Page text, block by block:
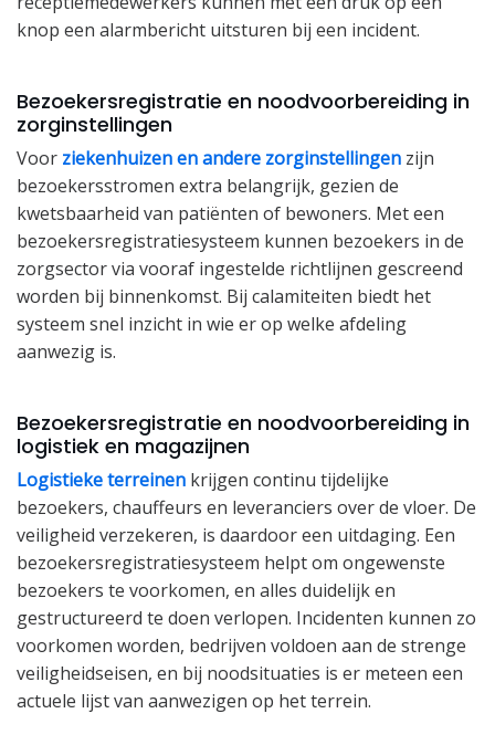
knop een alarmbericht uitsturen bij een incident.
Bezoekersregistratie en noodvoorbereiding in
zorginstellingen
Voor ziekenhuizen en andere zorginstellingen zijn
bezoekersstromen extra belangrijk, gezien de
kwetsbaarheid van patiënten of bewoners. Met een
bezoekersregistratiesysteem kunnen bezoekers in de
zorgsector via vooraf ingestelde richtlijnen gescreend
worden bij binnenkomst. Bij calamiteiten biedt het
systeem snel inzicht in wie er op welke afdeling
aanwezig is.
Bezoekersregistratie en noodvoorbereiding in
logistiek en magazijnen
Logistieke terreinen krijgen continu tijdelijke
bezoekers, chauffeurs en leveranciers over de vloer. De
veiligheid verzekeren, is daardoor een uitdaging. Een
bezoekersregistratiesysteem helpt om ongewenste
bezoekers te voorkomen, en alles duidelijk en
gestructureerd te doen verlopen. Incidenten kunnen zo
voorkomen worden, bedrijven voldoen aan de strenge
veiligheidseisen, en bij noodsituaties is er meteen een
actuele lijst van aanwezigen op het terrein.